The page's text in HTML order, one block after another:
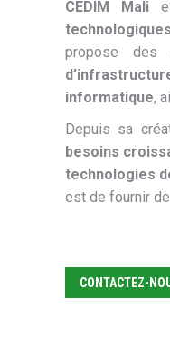
CEDIM Mali
propose des
informatique,
Depuis sa
besoins
technologies
est de fournir
CONTACTEZ-